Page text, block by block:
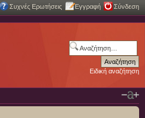
Συχνές Ερωτήσεις Εγγραφή Σύνδεση
Ειδική αναζήτηση